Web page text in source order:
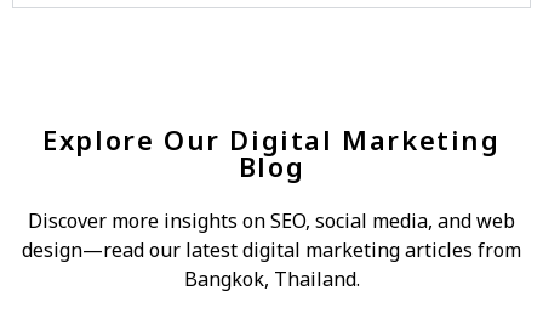
Explore Our Digital Marketing
Blog
Discover more insights on SEO, social media, and web
design—read our latest digital marketing articles from
Bangkok, Thailand.